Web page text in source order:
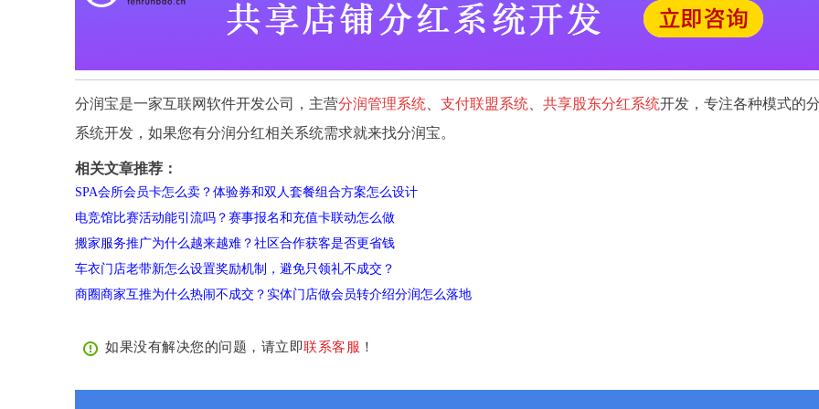
分润宝是一家互联网软件开发公司，主营分润管理系统 支付联盟系统 共享股东分红系统开发，专注各种模式的
系统开发，如果您有分润分红相关系统需求就来找分润宝。
相关文章推荐：
SPA会所会员卡怎么卖？体验券和双人套餐组合方案怎么设计
电竞馆比赛活动能引流吗？赛事报名和充值卡联动怎么做
搬家服务推广为什么越来越难？社区合作获客是否更省钱
车衣门店老带新怎么设置奖励机制，避免只领礼不成交？
商圈商家互推为什么热闹不成交？实体门店做会员转介绍分润怎么落地
如果没有解决您的问题，请立即联系客服 ！